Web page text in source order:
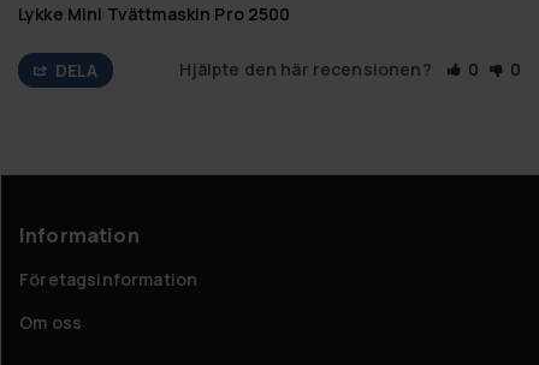
Lykke Mini Tvättmaskin Pro 2500
DELA Hjälpte den här recensionen? 0 0
Information
Företagsinformation
Om oss